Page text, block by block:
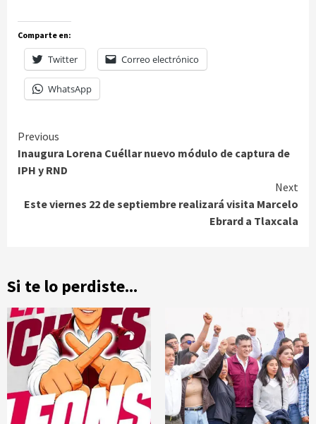
Comparte en:
Twitter Correo electrónico
WhatsApp
Continue
Reading
Previous
Inaugura Lorena Cuéllar nuevo módulo de captura de
IPH y RND
Next
Este viernes 22 de septiembre realizará visita Marcelo
Ebrard a Tlaxcala
Si te lo perdiste...